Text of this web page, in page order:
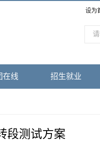
设为
在线 招生就业
段测试方案